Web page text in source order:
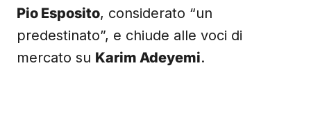
Pio Esposito, considerato “un
predestinato”, e chiude alle voci di
mercato su Karim Adeyemi.